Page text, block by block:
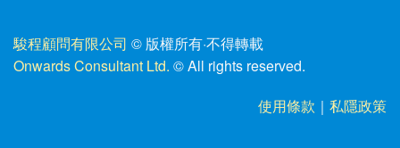
駿程顧問有限公司 © 版權所有·不得轉載
Onwards Consultant Ltd. © All rights reserved.
使用條款 ｜ 私隱政策